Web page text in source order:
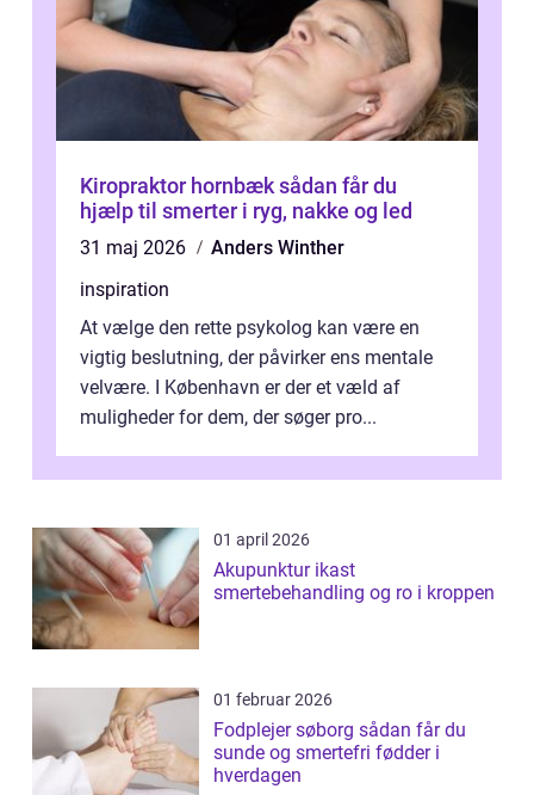
Kiropraktor hornbæk sådan får du
hjælp til smerter i ryg, nakke og led
31 maj 2026
Anders Winther
inspiration
At vælge den rette psykolog kan være en
vigtig beslutning, der påvirker ens mentale
velvære. I København er der et væld af
muligheder for dem, der søger pro...
01 april 2026
Akupunktur ikast
smertebehandling og ro i kroppen
01 februar 2026
Fodplejer søborg sådan får du
sunde og smertefri fødder i
hverdagen